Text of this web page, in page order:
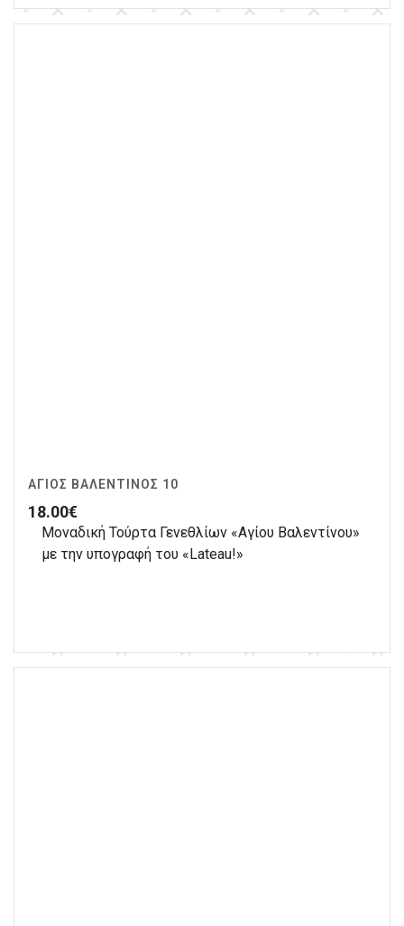
ΆΓΙΟΣ ΒΑΛΕΝΤΊΝΟΣ 10
18.00€
Μοναδική Τούρτα Γενεθλίων «Αγίου Βαλεντίνου»
με την υπογραφή του «Lateau!»